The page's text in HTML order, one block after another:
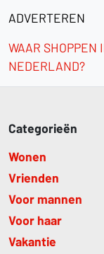
ADVERTEREN
WAAR SHOPPEN
NEDERLAND?
Categorieën
Wonen
Vrienden
Voor mannen
Voor haar
Vakantie